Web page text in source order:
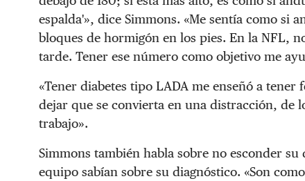
espalda'», dice Simmons. «Me sentía como si
bloques de hormigón en los pies. En la NFL,
tarde. Tener ese número como objetivo me
«Tener diabetes tipo LADA me enseñó a
dejar que se convierta en una distracción, de
trabajo».
Simmons también habla sobre no esconder
equipo sabían sobre su diagnóstico. «Son